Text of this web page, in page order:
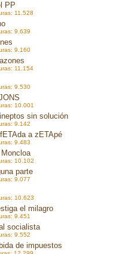
PP
11.528
9.639
9.160
11.154
9.530
10.001
sin solución
9.142
a zETApé
9.483
10.102
parte
9.077
10.623
el milagro
9.451
socialista
9.552
de impuestos